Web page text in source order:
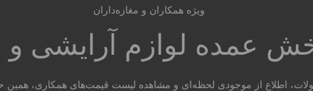
ویژه همکاران و مغازه‌داران
عمده لوازم آرایشی
اطلاع از موجودی لحظه‌ای و مشاهده لیست قیمت‌های همکاری، همین